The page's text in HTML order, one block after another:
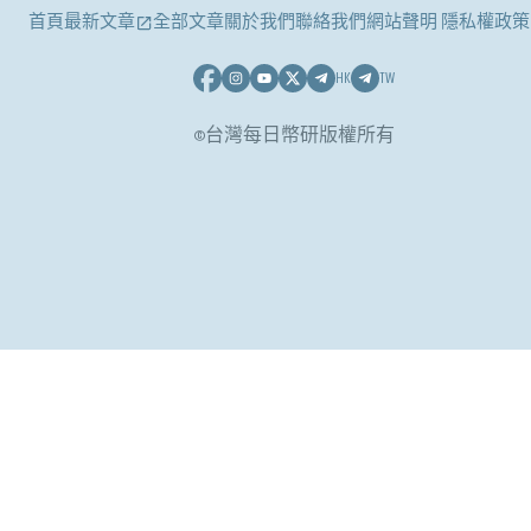
首頁最新文章 全部文章關於我們聯絡我們網站聲明 隱私權政策
HK TW
©台灣每日幣研版權所有